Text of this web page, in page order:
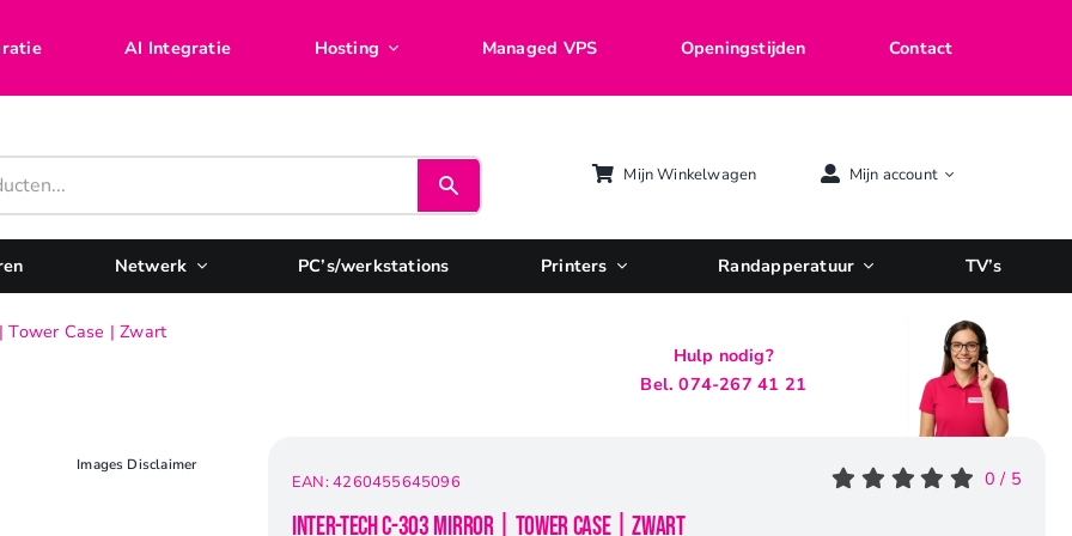
AI Integratie Hosting Managed VPS Openingstijden Contact
Mijn Winkelwagen Mijn account
Netwerk PC’s/werkstations Printers Randapperatuur TV’s
Tower Case | Zwart
Hulp nodig?
Bel. 074-267 41 21
Images Disclaimer
0 / 5
EAN:4260455645096
Inter-Tech C-303 Mirror | Tower Case | Zwart